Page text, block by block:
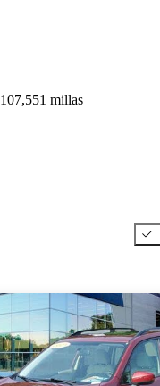
107,551 millas